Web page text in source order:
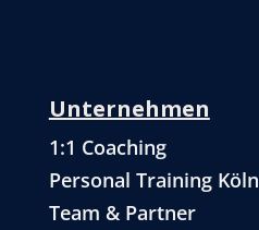
Unternehmen
1:1 Coaching
Personal Training Köln
Team & Partner